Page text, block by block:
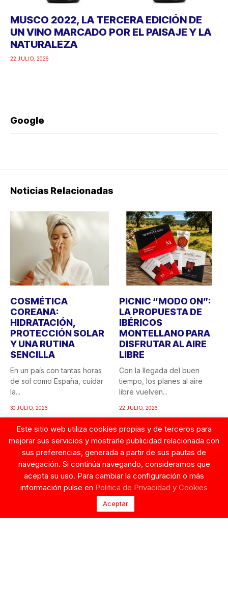
MUSCO 2022, LA TERCERA EDICIÓN DE
UN VINO MARCADO POR EL PAISAJE Y LA
NATURALEZA
22 JULIO, 2026
Google
Noticias Relacionadas
COSMÉTICA
COREANA:
HIDRATACIÓN,
PROTECCIÓN SOLAR
Y UNA RUTINA
SENCILLA
En un país con tantas horas
de sol como España, cuidar
la...
30 JULIO, 2026
PICNIC “MODO ON”:
LA PROPUESTA DE
IBÉRICOS
MONTELLANO PARA
DISFRUTAR AL AIRE
LIBRE
Con la llegada del buen
tiempo, los planes al aire
libre vuelven...
22 JULIO, 2026
AZACONSA APUESTA
POR EL MATCHA, LA
MUSCO 2022, LA
TERCERA EDICIÓN DE
Este sitio web utiliza cookies propias y de terceros para
mejorar sus servicios y mostrarle publicidad relacionada con
sus preferencias, generada a partir de sus pautas de
navegación. Si continúa navegando, consideramos que
acepta su uso. Para cambiar la configuración o más
información pulse en Politica de Privacidad y Cookies
Aceptar